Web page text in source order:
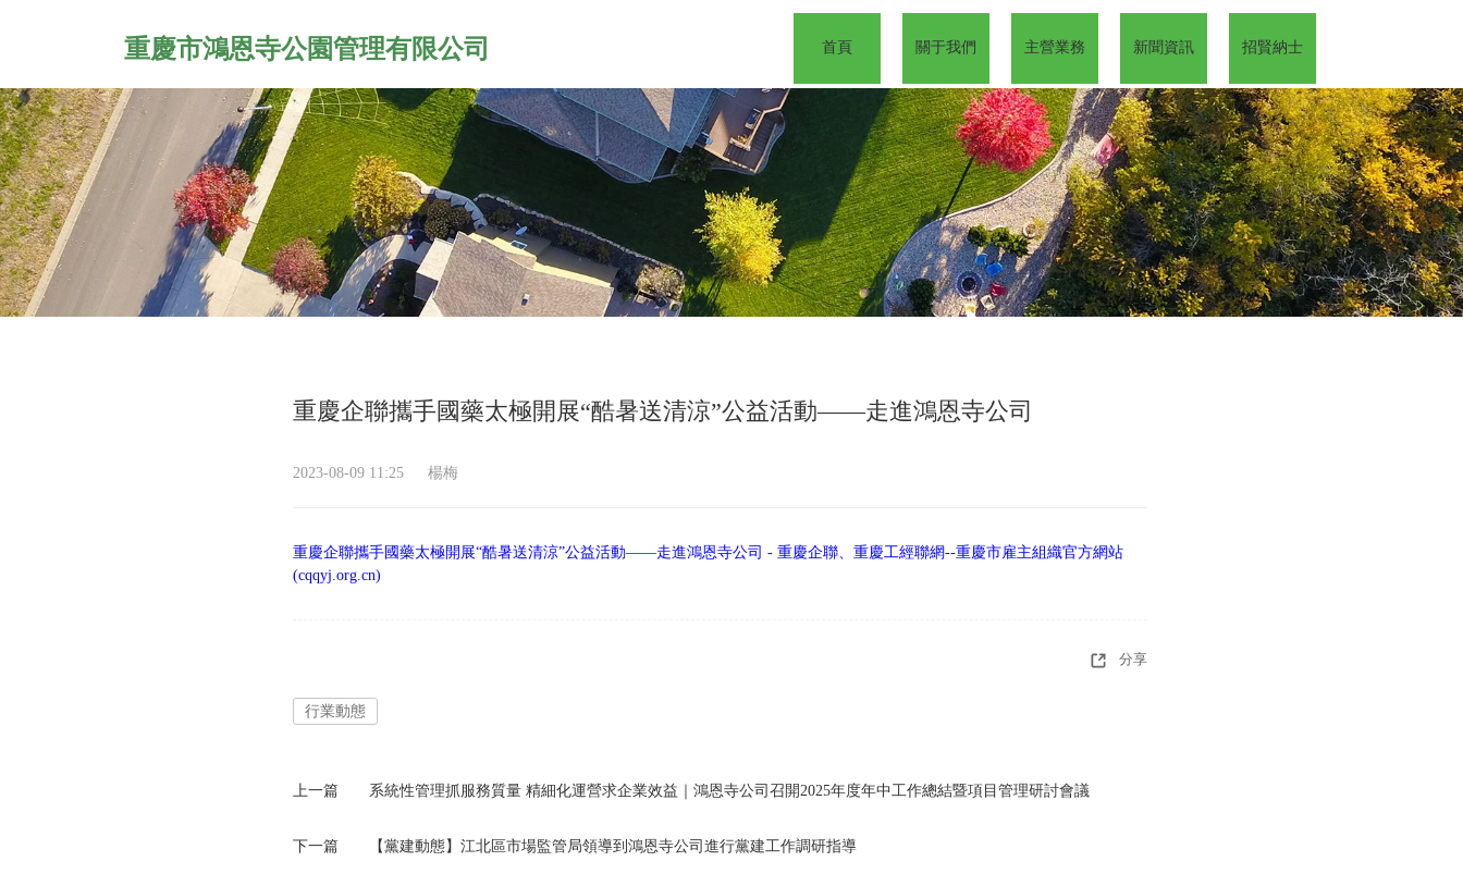
重慶市鴻恩寺公園管理有限公司 首頁 關于我們 主營業務 新聞資訊 招賢納士
重慶企聯攜手國藥太極開展“酷暑送清涼”公益活動——走進鴻恩寺公司
2023-08-09 11:25 楊梅
重慶企聯攜手國藥太極開展“酷暑送清涼”公益活動——走進鴻恩寺公司 - 重慶企聯、重慶工經聯網--重慶市雇主組織官方網站
(cqqyj.org.cn)
分享
行業動態
上一篇 系統性管理抓服務質量 精細化運營求企業效益｜鴻恩寺公司召開2025年度年中工作總結暨項目管理研討會議
下一篇 【黨建動態】江北區市場監管局領導到鴻恩寺公司進行黨建工作調研指導